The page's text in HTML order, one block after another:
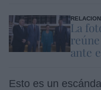
La
ante
Esto es un